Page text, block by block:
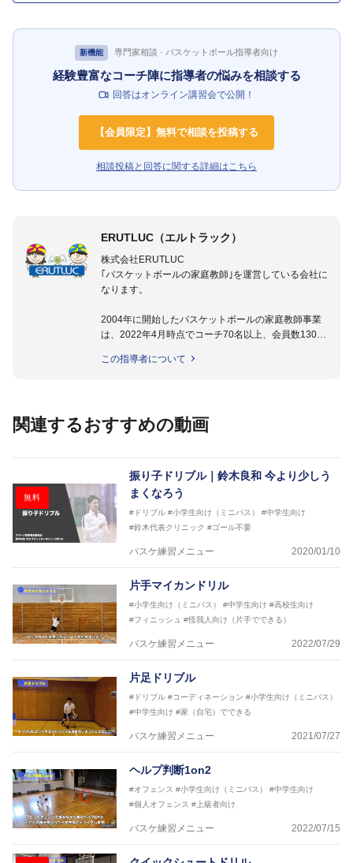
新機能 専門家相談 · バスケットボール指導者向け
経験豊富なコーチ陣に指導者の悩みを相談する
回答はオンライン講習会で公開！
【会員限定】無料で相談を投稿する
相談投稿と回答に関する詳細はこちら
ERUTLUC（エルトラック）
株式会社ERUTLUC
｢バスケットボールの家庭教師｣を運営している会社に
なります。
2004年に開始したバスケットボールの家庭教師事業
は、2022年4月時点でコーチ70名以上、会員数1300
指導実績多数・各地講習会なども担当しており、「は
など多くの書籍・DVDも監修しています。
2016年U12ナショナルキャンプヘッドコーチ
2016年U13ナショナルキャンプヘッドコーチ
2016年男子日本代表サポートコーチ
2017年U12ナショナルキャンプヘッドコーチ
2017年U13ナショナルキャンプヘッドコーチ
2017年男子日本代表サポートコーチ
2018年U22日本代表スプリングキャンプアドバイザ
2018年U12ナショナルキャンプヘッドコーチ
2018年U13ナショナルキャンプヘッドコーチ
2018年～2021年男子日本代表サポートコーチ
2021年～女子日本代表アシスタントコーチ
この指導者について
関連するおすすめの動画
無料
振り子ドリブル｜鈴木良和 今より少しう
まくなろう
#ドリブル #小学生向け（ミニバス）
#中学生向け
#鈴木代表クリニック #ゴール不要
バスケ練習メニュー 2020/01/10
片手マイカンドリル
#小学生向け（ミニバス） #中学生向け #高校生向け
#フィニッシュ #怪我人向け（片手でできる）
バスケ練習メニュー 2022/07/29
片足ドリブル
#ドリブル #コーディネーション #小学生向け（ミニバス）
#中学生向け #家（自宅）でできる
バスケ練習メニュー 2021/07/27
ヘルプ判断1on2
#オフェンス #小学生向け（ミニバス）
#中学生向け
#個人オフェンス #上級者向け
バスケ練習メニュー 2022/07/15